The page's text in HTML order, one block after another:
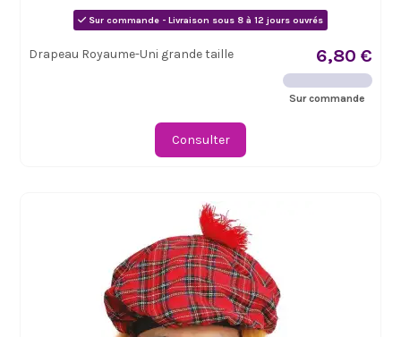
Sur commande - Livraison sous 8 à 12 jours ouvrés
Drapeau Royaume-Uni grande taille 6,80 €
Sur commande
Consulter